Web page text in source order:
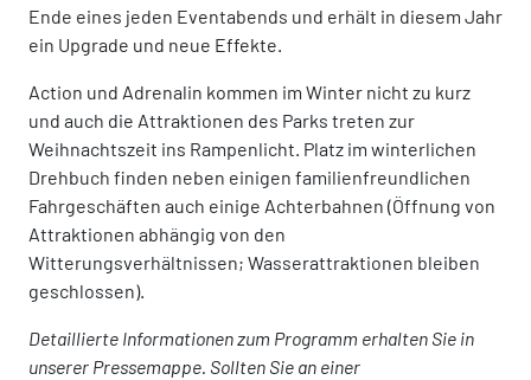
Ende eines jeden Eventabends und erhält in diesem Jahr
ein Upgrade und neue Effekte.
Action und Adrenalin kommen im Winter nicht zu kurz
und auch die Attraktionen des Parks treten zur
Weihnachtszeit ins Rampenlicht. Platz im winterlichen
Drehbuch finden neben einigen familienfreundlichen
Fahrgeschäften auch einige Achterbahnen (Öffnung von
Attraktionen abhängig von den
Witterungsverhältnissen; Wasserattraktionen bleiben
geschlossen).
Detaillierte Informationen zum Programm erhalten Sie in
unserer Pressemappe. Sollten Sie an einer